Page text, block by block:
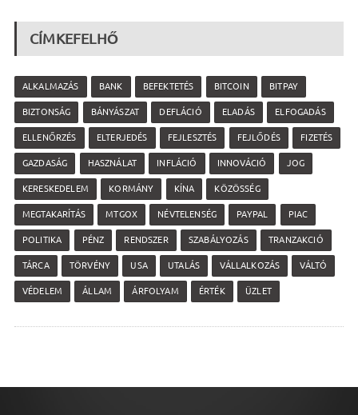
CÍMKEFELHŐ
ALKALMAZÁS BANK BEFEKTETÉS BITCOIN BITPAY
BIZTONSÁG BÁNYÁSZAT DEFLÁCIÓ ELADÁS ELFOGADÁS
ELLENŐRZÉS ELTERJEDÉS FEJLESZTÉS FEJLŐDÉS FIZETÉS
GAZDASÁG HASZNÁLAT INFLÁCIÓ INNOVÁCIÓ JOG
KERESKEDELEM KORMÁNY KÍNA KÖZÖSSÉG
MEGTAKARÍTÁS MTGOX NÉVTELENSÉG PAYPAL PIAC
POLITIKA PÉNZ RENDSZER SZABÁLYOZÁS TRANZAKCIÓ
TÁRCA TÖRVÉNY USA UTALÁS VÁLLALKOZÁS VÁLTÓ
VÉDELEM ÁLLAM ÁRFOLYAM ÉRTÉK ÜZLET